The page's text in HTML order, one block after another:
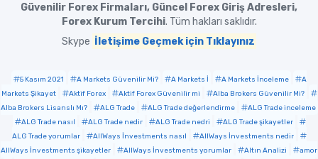
Güvenilir Forex Firmaları, Güncel Forex Giriş Adresleri,
Forex Kurum Tercihi. Tüm hakları saklıdır.
Skype İletişime Geçmek için Tıklayınız
5 Kasım 2021 A Markets Güvenilir Mi? A Markets İ A Markets İnceleme
A
Markets Şikayet
Aktif Forex Aktif Forex Güvenilir mi
Alba Brokers Güvenilir Mi?
Alba Brokers Lisanslı Mı?
ALG Trade ALG Trade değerlendirme
ALG Trade inceleme
ALG Trade nasıl
ALG Trade nedir ALG Trade nedri
ALG Trade şikayetler
ALG Trade yorumlar
AllWays İnvestments nasıl
AllWays İnvestments nedir
AllWays İnvestments şikayetler
AllWays İnvestments yorumlar Altın Analizi
amor